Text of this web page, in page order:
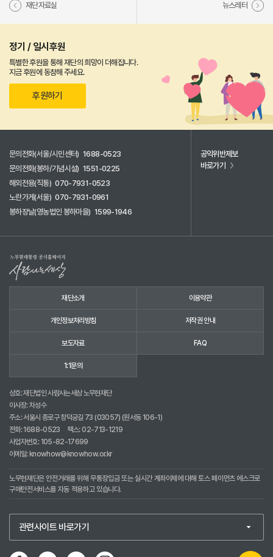
재단자료실 뉴스레터
정기 / 일시후원
특별한 후원을 통해 재단의 희망이 더해집니다.
지금 후원에 동참해 주세요.
후원하기
문의전화(서울/시민센터) 1688-0523
문의전화(봉하/기념시설) 1551-0225
해외전용(직통) 070-7931-0523
노란가게(서울) 070-7931-0961
봉하장날(영농법인 봉하마을) 1599-1946
공익위반제보
바로가기
재단소개 이용약관
개인정보처리방침 저작권 안내
보도자료 FAQ
1:1문의
상호: 재단법인 사람사는세상 노무현재단
이사장: 차성수
주소: 서울시 종로구 창덕궁길 73 (03057) (원서동 106-1)
전화:1688-0523
팩스: 02-713-1219
사업자번호: 105-82-17699
이메일: knowhow@knowhow.or.kr
노무현재단은 안전거래를 위해 무통장입금 또는 실시간 계좌이체에 대해 토스 페이먼츠 에스크로
구매안전서비스를 자동 적용하고 있습니다.